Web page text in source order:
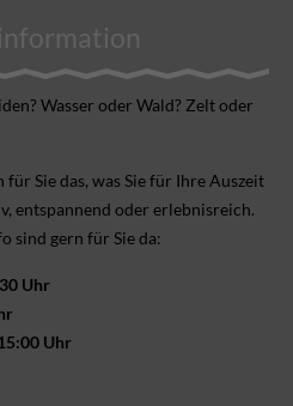
Wasser oder Wald? Zelt oder
Sie das, was Sie für Ihre Aus­zeit
ent­spannend oder erlebnis­reich.
sind gern für Sie da:
Uhr
Uhr